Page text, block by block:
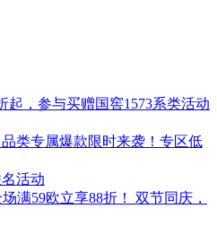
起，参与买赠国窖1573系类活动
品类专属爆款限时来袭！专区低
活动
满59欧立享88折！ 双节同庆，